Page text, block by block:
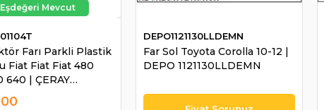
Farı Parkli Plastik
Fiat Fiat Fiat 480
640 | ÇERAY
Far Sol Toyota Corolla 10-12 |
DEPO 1121130LLDEMN
DEPO1121130LLDEMN